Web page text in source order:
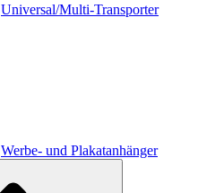
Universal/Multi-Transporter
Werbe- und Plakatanhänger